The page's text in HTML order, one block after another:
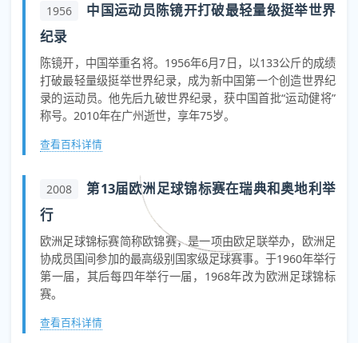
1956
中国运动员陈镜开打破最轻量级挺举世界
纪录
陈镜开，中国举重名将。1956年6月7日，以133公斤的成绩
打破最轻量级挺举世界纪录，成为新中国第一个创造世界纪
录的运动员。他先后九破世界纪录，获中国首批“运动健将”
称号。2010年在广州逝世，享年75岁。
查看百科详情
2008
第13届欧洲足球锦标赛在瑞典和奥地利举
行
欧洲足球锦标赛简称欧锦赛，是一项由欧足联举办，欧洲足
协成员国间参加的最高级别国家级足球赛事。于1960年举行
第一届，其后每四年举行一届，1968年改为欧洲足球锦标
赛。
查看百科详情